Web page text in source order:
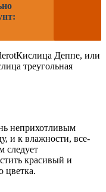
Деппе, или
треугольная
неприхотливым
и к влажности, все-
следует
красивый и
цветка.